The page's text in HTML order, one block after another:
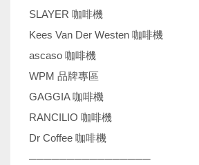
SLAYER 咖啡機
Kees Van Der Westen 咖啡機
ascaso 咖啡機
WPM 品牌專區
GAGGIA 咖啡機
RANCILIO 咖啡機
Dr Coffee 咖啡機
────────────────